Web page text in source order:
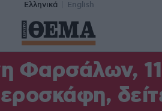
Ελληνικά English
Φαρσάλων,